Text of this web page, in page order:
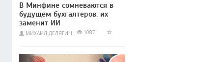
В Минфине сомневаются в
будущем бухгалтеров: их
заменит ИИ
МИХАИЛ ДЕЛЯГИН 1087